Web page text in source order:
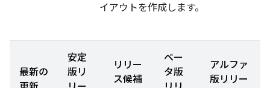
イアウトを作成します。
最新の
安定
版リ
リリー
ス候補
ベー
タ版
アルファ
版リリー